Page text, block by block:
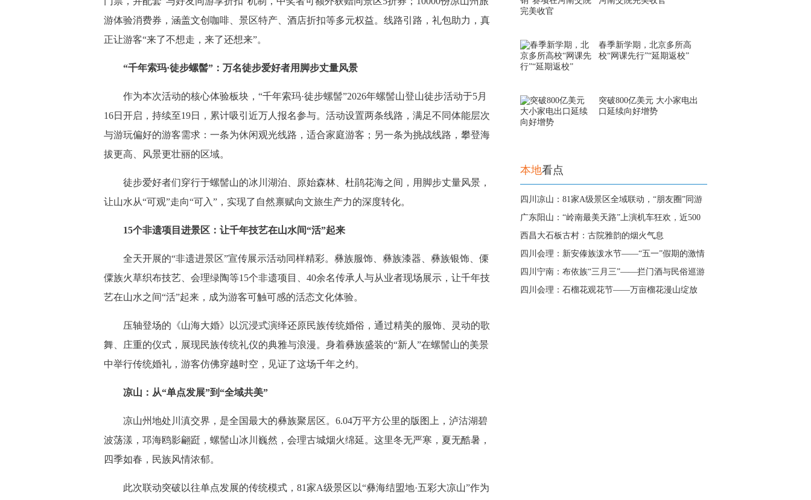
游体验消费券，涵盖文创咖啡、景区特产、酒店折扣等多元权益。线路引路，礼包助力，真
正让游客“来了不想走，来了还想来”。
“千年索玛·徒步螺髻”：万名徒步爱好者用脚步丈量风景
作为本次活动的核心体验板块，“千年索玛·徒步螺髻”2026年螺髻山登山徒步活动于5月
16日开启，持续至19日，累计吸引近万人报名参与。活动设置两条线路，满足不同体能层次
与游玩偏好的游客需求：一条为休闲观光线路，适合家庭游客；另一条为挑战线路，攀登海
拔更高、风景更壮丽的区域。
徒步爱好者们穿行于螺髻山的冰川湖泊、原始森林、杜鹃花海之间，用脚步丈量风景，
让山水从“可观”走向“可入”，实现了自然禀赋向文旅生产力的深度转化。
15个非遗项目进景区：让千年技艺在山水间“活”起来
全天开展的“非遗进景区”宣传展示活动同样精彩。彝族服饰、彝族漆器、彝族银饰、傈
僳族火草织布技艺、会理绿陶等15个非遗项目、40余名传承人与从业者现场展示，让千年技
艺在山水之间“活”起来，成为游客可触可感的活态文化体验。
压轴登场的《山海大婚》以沉浸式演绎还原民族传统婚俗，通过精美的服饰、灵动的歌
舞、庄重的仪式，展现民族传统礼仪的典雅与浪漫。身着彝族盛装的“新人”在螺髻山的美景
中举行传统婚礼，游客仿佛穿越时空，见证了这场千年之约。
凉山：从“单点发展”到“全域共美”
凉山州地处川滇交界，是全国最大的彝族聚居区。6.04万平方公里的版图上，泸沽湖碧
波荡漾，邛海鸥影翩跹，螺髻山冰川巍然，会理古城烟火绵延。这里冬无严寒，夏无酷暑，
四季如春，民族风情浓郁。
此次联动突破以往单点发展的传统模式，81家A级景区以“彝海结盟地·五彩大凉山”作为
春季新学期，北京多所高
校“网课先行”“延期返校”
突破800亿美元 大小家电出
口延续向好增势
本地看点
四川凉山：81家A级景区全域联动，“朋友圈”同游
广东阳山：“岭南最美天路”上演机车狂欢，近500
西昌大石板古村：古院雅韵的烟火气息
四川会理：新安傣族泼水节——“五一”假期的激情
四川宁南：布依族“三月三”——拦门酒与民俗巡游
四川会理：石榴花观花节——万亩榴花漫山绽放